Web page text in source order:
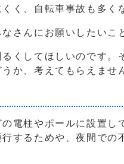
く、自転車事故も多く
さんにお願いしたいこ
くしてほしいのです
か、考えてもらえませ
電柱やポールに設置
するためや、夜間で